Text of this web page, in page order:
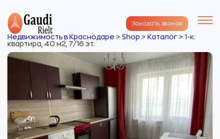
Заказать звонок
Недвижимость в Краснодаре > Shop > Каталог > 1-к.
квартира, 40 м2, 7/16 эт.